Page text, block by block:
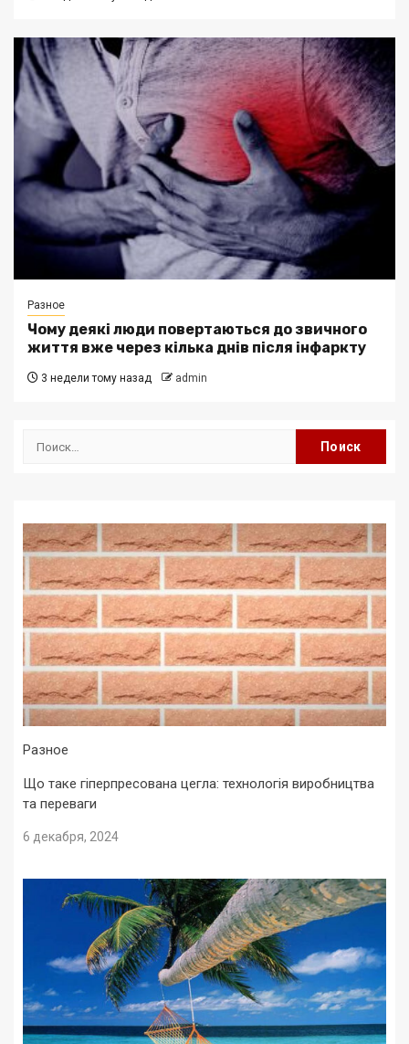
Разное
Чому деякі люди повертаються до звичного
життя вже через кілька днів після інфаркту
3 недели тому назад admin
Найти:
Разное
Що таке гіперпресована цегла: технологія виробництва
та переваги
6 декабря, 2024